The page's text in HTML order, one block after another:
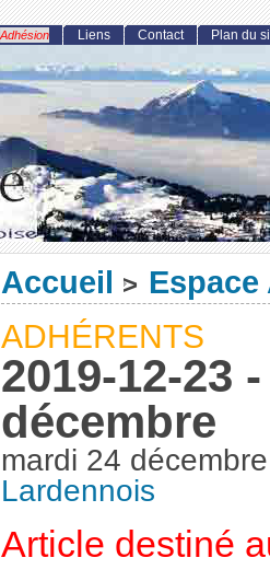
Accueil >
ADHÉRENTS
2019-12-23
décembre
mardi 24
Lardennois
Article destiné
Adhésion Liens Contact Plan du